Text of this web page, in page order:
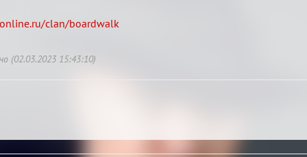
clan/boardwalk
(02.03.2023 15:43:10)